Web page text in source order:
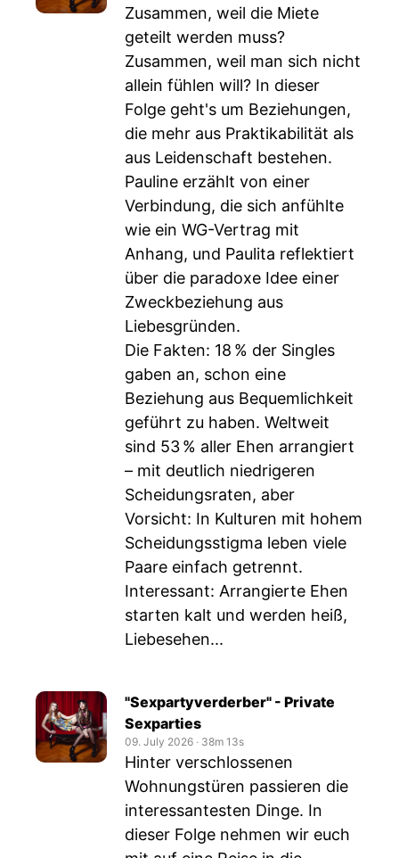
Zusammen, weil die Miete
geteilt werden muss?
Zusammen, weil man sich nicht
allein fühlen will? In dieser
Folge geht's um Beziehungen,
die mehr aus Praktikabilität als
aus Leidenschaft bestehen.
Pauline erzählt von einer
Verbindung, die sich anfühlte
wie ein WG-Vertrag mit
Anhang, und Paulita reflektiert
über die paradoxe Idee einer
Zweckbeziehung aus
Liebesgründen.
Die Fakten: 18 % der Singles
gaben an, schon eine
Beziehung aus Bequemlichkeit
geführt zu haben. Weltweit
sind 53 % aller Ehen arrangiert
– mit deutlich niedrigeren
Scheidungsraten, aber
Vorsicht: In Kulturen mit hohem
Scheidungsstigma leben viele
Paare einfach getrennt.
Interessant: Arrangierte Ehen
starten kalt und werden heiß,
Liebesehen...
"Sexpartyverderber" - Private
Sexparties
09. July 2026 ‧ 38m 13s
Hinter verschlossenen
Wohnungstüren passieren die
interessantesten Dinge. In
dieser Folge nehmen wir euch